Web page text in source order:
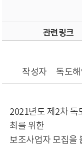
관련링크
작성자
독도
2021년도 제2차 독
최를 위한
보조사업자 모집을